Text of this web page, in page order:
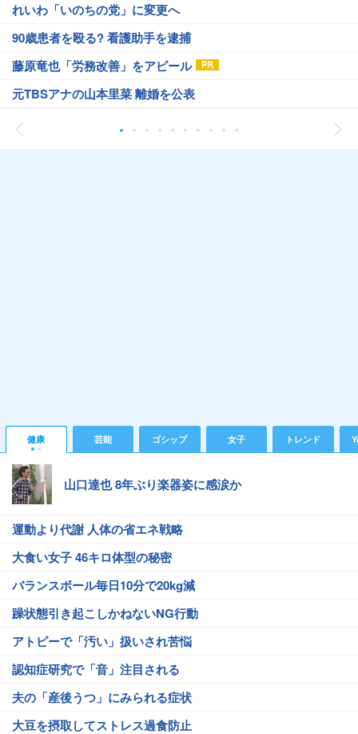
れいわ「いのちの党」に変更へ
90歳患者を殴る? 看護助手を逮捕
藤原竜也「労務改善」をアピール
元TBSアナの山本里菜 離婚を公表
健康 芸能 ゴシップ 女子 トレンド
山口達也 8年ぶり楽器姿に感涙か
運動より代謝 人体の省エネ戦略
大食い女子 46キロ体型の秘密
バランスボール毎日10分で20kg減
躁状態引き起こしかねないNG行動
アトピーで「汚い」扱いされ苦悩
認知症研究で「音」注目される
夫の「産後うつ」にみられる症状
大豆を摂取してストレス過食防止